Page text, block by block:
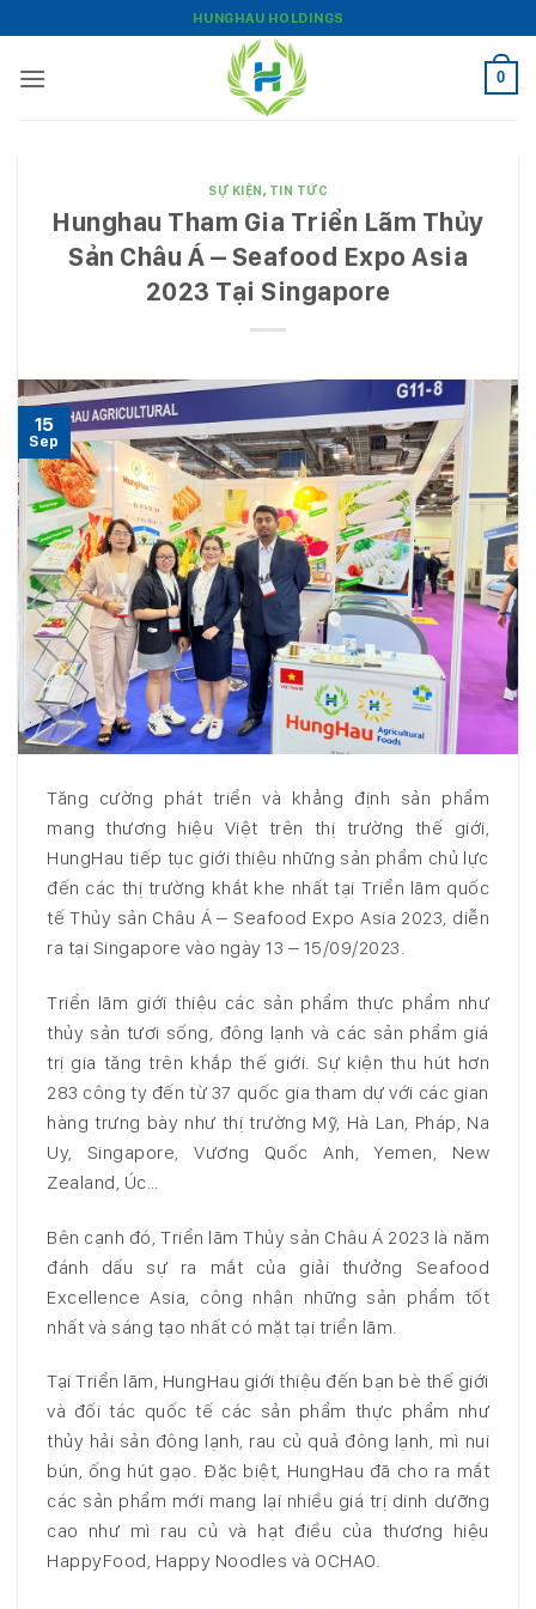
qua
nội
HUNGHAU HOLDINGS
0
SỰ KIỆN, TIN TỨC
Hunghau Tham Gia Triển Lãm Thủy
Sản Châu Á – Seafood Expo Asia
2023 Tại Singapore
15
Sep
Tăng cường phát triển và khẳng định sản phẩm
mang thương hiệu Việt trên thị trường thế giới,
HungHau tiếp tục giới thiệu những sản phẩm chủ lực
đến các thị trường khắt khe nhất tại Triển lãm quốc
tế Thủy sản Châu Á – Seafood Expo Asia 2023, diễn
ra tại Singapore vào ngày 13 – 15/09/2023.
Triển lãm giới thiệu các sản phẩm thực phẩm như
thủy sản tươi sống, đông lạnh và các sản phẩm giá
trị gia tăng trên khắp thế giới. Sự kiện thu hút hơn
283 công ty đến từ 37 quốc gia tham dự với các gian
hàng trưng bày như thị trường Mỹ, Hà Lan, Pháp, Na
Uy, Singapore, Vương Quốc Anh, Yemen, New
Zealand, Úc…
Bên cạnh đó, Triển lãm Thủy sản Châu Á 2023 là năm
đánh dấu sự ra mắt của giải thưởng Seafood
Excellence Asia, công nhận những sản phẩm tốt
nhất và sáng tạo nhất có mặt tại triển lãm.
Tại Triển lãm, HungHau giới thiệu đến bạn bè thế giới
và đối tác quốc tế các sản phẩm thực phẩm như
thủy hải sản đông lạnh, rau củ quả đông lạnh, mì nui
bún, ống hút gạo. Đặc biệt, HungHau đã cho ra mắt
các sản phẩm mới mang lại nhiều giá trị dinh dưỡng
cao như mì rau củ và hạt điều của thương hiệu
HappyFood, Happy Noodles và OCHAO.